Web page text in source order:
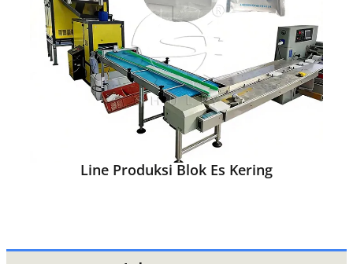
Line Produksi Blok Es Kering